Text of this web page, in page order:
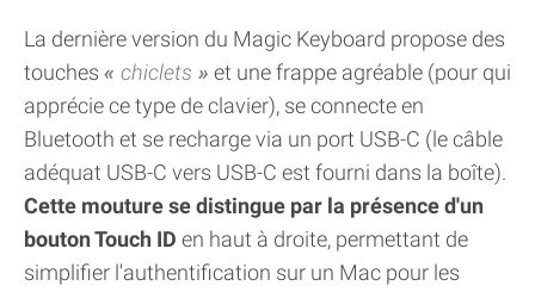
La dernière version du Magic Keyboard propose des
touches
chiclets
et une frappe agréable (pour qui
apprécie ce type de clavier), se connecte en
Bluetooth et se recharge via un port USB-C (le câble
adéquat USB-C vers USB-C est fourni dans la boîte).
Cette mouture se distingue par la présence d'un
bouton Touch ID en haut à droite, permettant de
simplifier l'authentification sur un Mac pour les